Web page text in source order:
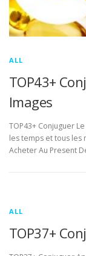
ALL
TOP43+
Images
TOP43+ Conjuguer
les temps et tous les
Acheter Au Present
ALL
TOP37+